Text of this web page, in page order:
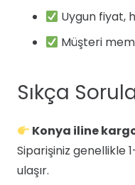
Uygun fiyat,
Müşteri
Sıkça
Konya iline
Siparişiniz genellikle
ulaşır.